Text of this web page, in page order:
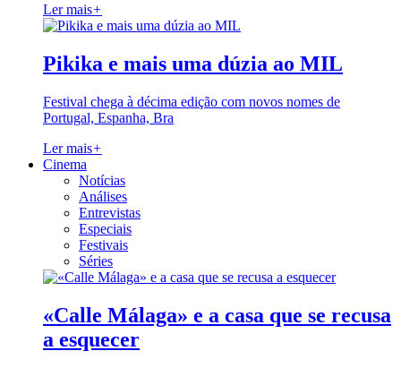
Ler mais+
Pikika e mais uma dúzia ao MIL
Festival chega à décima edição com novos nomes de
Portugal, Espanha, Bra
Ler mais+
Cinema
Notícias
Análises
Entrevistas
Especiais
Festivais
Séries
«Calle Málaga» e a casa que se recusa
a esquecer